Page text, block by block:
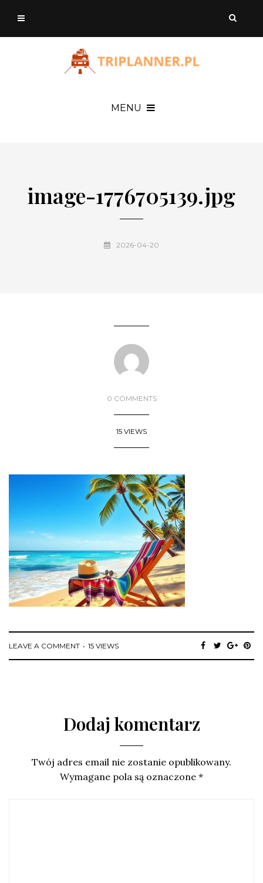
MENU
image-1776705139.jpg
2026-04-20
0 COMMENTS
15 VIEWS
LEAVE A COMMENT 15 VIEWS
Dodaj komentarz
Twój adres email nie zostanie opublikowany.
Wymagane pola są oznaczone *